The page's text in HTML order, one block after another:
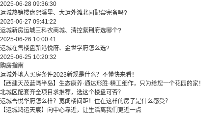
2025-06-28 09:36:30
运城热销楼盘熙溪里、大运外滩北园配套完备吗?
2025-06-27 09:41:22
运城新房运城三科农商城、清控紫荆府选哪个?
2025-06-26 10:00:41
运城在售楼盘新港悦府、金世学府怎么选?
2025-06-25 10:20:32
购房指南
运城外地人买房条件2023新规是什么？不懂快来看！
【西建天茂蓝湾半岛】生态康养·通达形胜·精工细作，只为给您一个花园的家！
北城区配套齐全项目求推荐，选这个楼盘可否？
运城吾悦华府怎么样？宽阔楼间距！住在这样的房子是什么感受？
【运城鸿运天宸】向中心靠近，让生活离我们更近一点